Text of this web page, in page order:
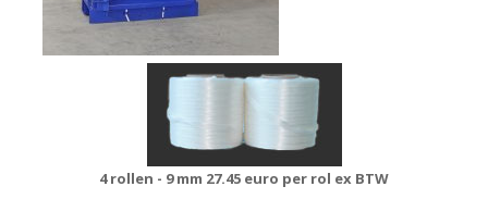
4 rollen - 9 mm 27.45 euro per rol ex BTW